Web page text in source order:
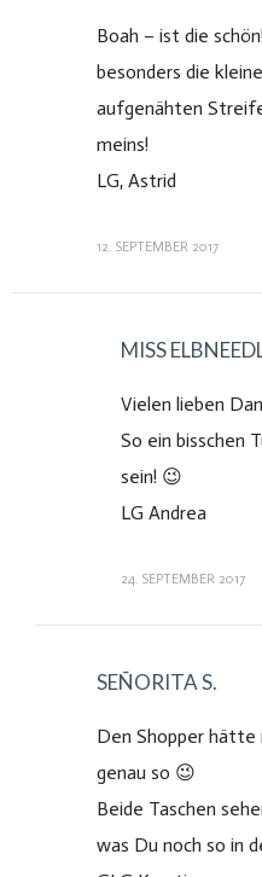
Boah – ist die
besonders die
aufgenähten
meins!
LG, Astrid
12. SEPTEMBER 2017
MISS
Vielen lieben
So ein bisschen
sein! 😉
LG Andrea
24. SEPTEMBER 2017
SEÑORITA S.
Den Shopper hätte
genau so 😉
Beide Taschen
was Du noch so in